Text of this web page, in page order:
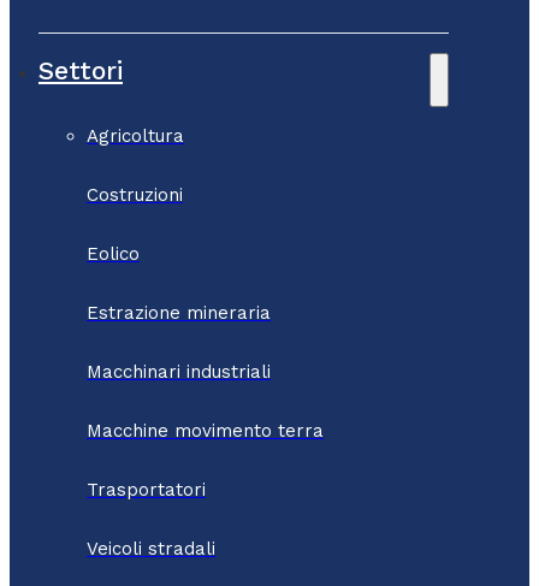
Settori
Agricoltura
Costruzioni
Eolico
Estrazione mineraria
Macchinari industriali
Macchine movimento terra
Trasportatori
Veicoli stradali